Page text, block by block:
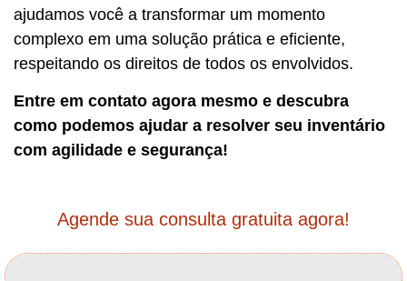
ajudamos você a transformar um momento
complexo em uma solução prática e eficiente,
respeitando os direitos de todos os envolvidos.
Entre em contato agora mesmo e descubra
como podemos ajudar a resolver seu inventário
com agilidade e segurança!
Agende sua consulta gratuita agora!